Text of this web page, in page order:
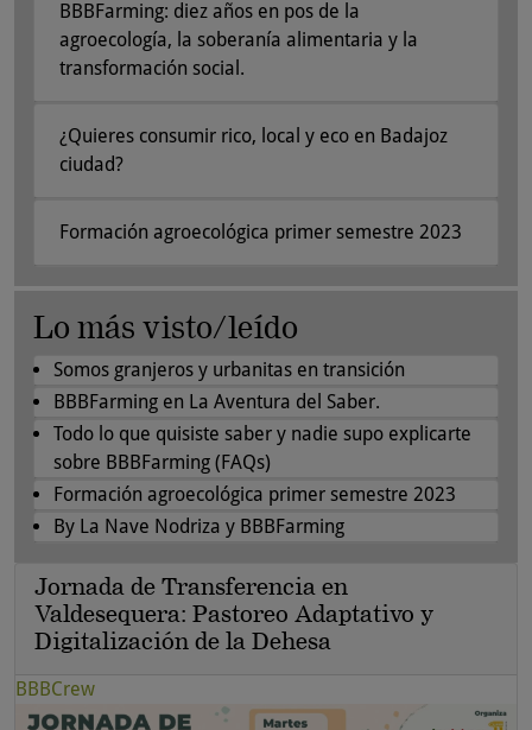
BBBFarming: diez años en pos de la
agroecología, la soberanía alimentaria y la
transformación social.
¿Quieres consumir rico, local y eco en Badajoz
ciudad?
Formación agroecológica primer semestre 2023
Lo más visto/leído
Somos granjeros y urbanitas en transición
BBBFarming en La Aventura del Saber.
Todo lo que quisiste saber y nadie supo explicarte
sobre BBBFarming (FAQs)
Formación agroecológica primer semestre 2023
By La Nave Nodriza y BBBFarming
Jornada de Transferencia en
Valdesequera: Pastoreo Adaptativo y
Digitalización de la Dehesa
BBBCrew